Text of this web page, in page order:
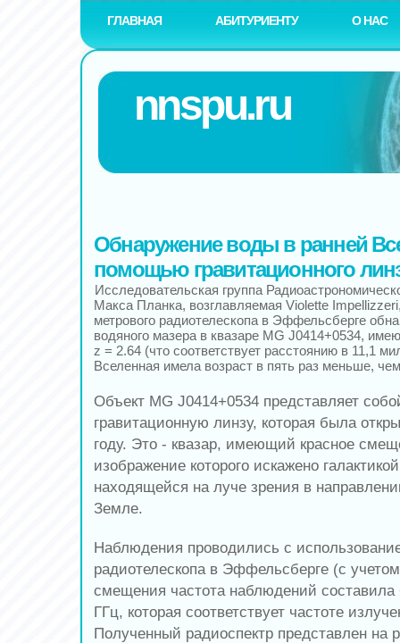
ГЛАВНАЯ АБИТУРИЕНТУ О НАС
nnspu.ru
Обнаружение воды в ранней
помощью гравитационного
Исследовательская группа
Макса Планка, возглавляемая Violette
метрового радиотелескопа в Эффельсберге
водяного мазера в квазаре MG J0414+0534,
z = 2.64 (что соответствует расстоянию в 11,1
Вселенная имела возраст в пять раз меньше,
Объект MG J0414+0534 представляет
гравитационную линзу, которая была
году. Это - квазар, имеющий красное
изображение которого искажено
находящейся на луче зрения в
Земле.
Наблюдения проводились с
радиотелескопа в Эффельсберге (с
смещения частота наблюдений составила
ГГц, которая соответствует частоте
Полученный радиоспектр представлен на